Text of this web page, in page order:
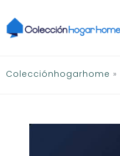
al
contenido
Colecciónhogarhome »